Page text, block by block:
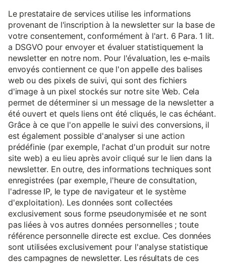
Le prestataire de services utilise les informations
provenant de l'inscription à la newsletter sur la base de
votre consentement, conformément à l'art. 6 Para. 1 lit.
a DSGVO pour envoyer et évaluer statistiquement la
newsletter en notre nom. Pour l'évaluation, les e-mails
envoyés contiennent ce que l'on appelle des balises
web ou des pixels de suivi, qui sont des fichiers
d'image à un pixel stockés sur notre site Web. Cela
permet de déterminer si un message de la newsletter a
été ouvert et quels liens ont été cliqués, le cas échéant.
Grâce à ce que l'on appelle le suivi des conversions, il
est également possible d'analyser si une action
prédéfinie (par exemple, l'achat d'un produit sur notre
site web) a eu lieu après avoir cliqué sur le lien dans la
newsletter. En outre, des informations techniques sont
enregistrées (par exemple, l'heure de consultation,
l'adresse IP, le type de navigateur et le système
d'exploitation). Les données sont collectées
exclusivement sous forme pseudonymisée et ne sont
pas liées à vos autres données personnelles ; toute
référence personnelle directe est exclue. Ces données
sont utilisées exclusivement pour l'analyse statistique
des campagnes de newsletter. Les résultats de ces